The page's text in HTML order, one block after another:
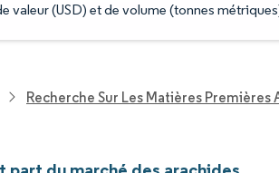
valeur (USD) et de volume (tonnes
Recherche Sur Les Matières Premières